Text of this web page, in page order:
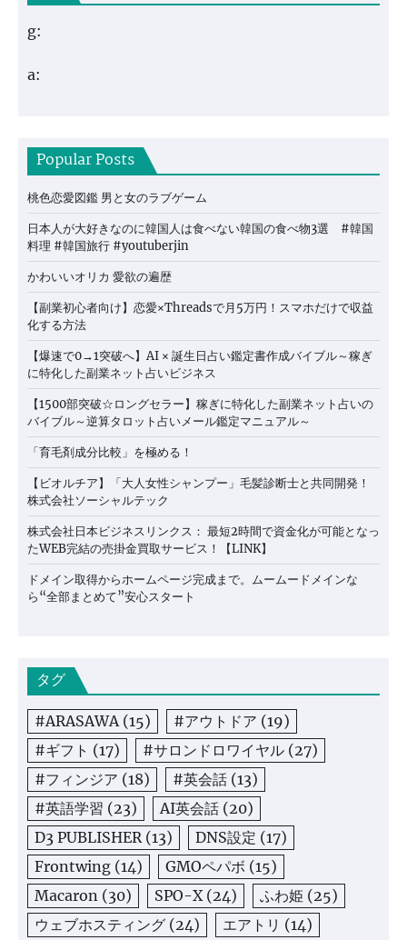
g:
a:
Popular Posts
桃色恋愛図鑑 男と女のラブゲーム
日本人が大好きなのに韓国人は食べない韓国の食べ物3選 #韓国
料理 #韓国旅行 #youtuberjin
かわいいオリカ 愛欲の遍歴
【副業初心者向け】恋愛×Threadsで月5万円！スマホだけで収益
化する方法
【爆速で0→1突破へ】AI × 誕生日占い鑑定書作成バイブル～稼ぎ
に特化した副業ネット占いビジネス
【1500部突破☆ロングセラー】稼ぎに特化した副業ネット占いの
バイブル～逆算タロット占いメール鑑定マニュアル～
「育毛剤成分比較」を極める！
【ビオルチア】「大人女性シャンプー」毛髪診断士と共同開発！
株式会社ソーシャルテック
株式会社日本ビジネスリンクス： 最短2時間で資金化が可能となっ
たWEB完結の売掛金買取サービス！【LINK】
ドメイン取得からホームページ完成まで。ムームードメインな
ら“全部まとめて”安心スタート
タグ
#ARASAWA (15) #アウトドア (19)
#ギフト (17) #サロンドロワイヤル (27)
#フィンジア (18) #英会話 (13)
#英語学習 (23) AI英会話 (20)
D3 PUBLISHER (13) DNS設定 (17)
Frontwing (14) GMOペパボ (15)
Macaron (30) SPO-X (24) ふわ姫 (25)
ウェブホスティング (24) エアトリ (14)